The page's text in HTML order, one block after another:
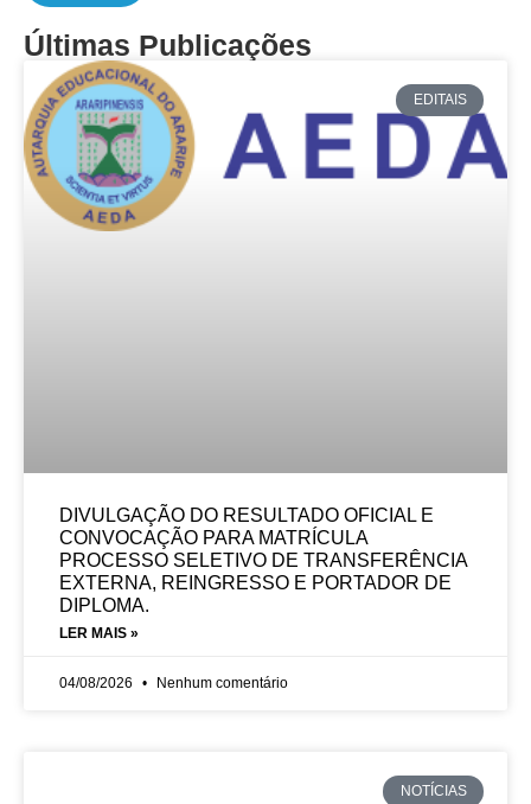
Últimas Publicações
EDITAIS
DIVULGAÇÃO DO RESULTADO OFICIAL E
CONVOCAÇÃO PARA MATRÍCULA
PROCESSO SELETIVO DE TRANSFERÊNCIA
EXTERNA, REINGRESSO E PORTADOR DE
DIPLOMA.
LER MAIS »
04/08/2026 Nenhum comentário
NOTÍCIAS